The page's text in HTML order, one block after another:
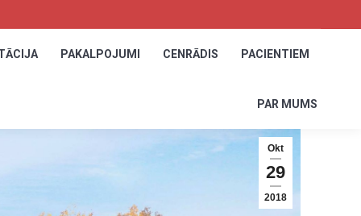
PAKALPOJUMI CENRĀDIS PACIENTIEM
PAR MUMS
Okt
29
2018
PAKALPOJUMI CENRĀDIS PACIENTIEM
PAR MUMS